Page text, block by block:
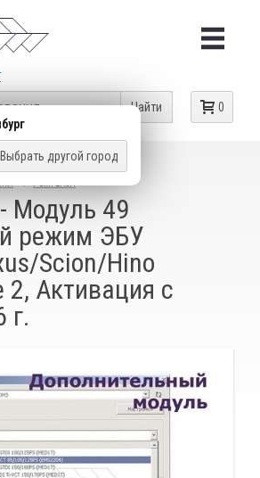
Выбрать другой город
0
Найти
ДЛЯ ЧИП-ТЮНИНГА
Модуль 49
режим ЭБУ
Scion/Hino
2, Активация с
г.